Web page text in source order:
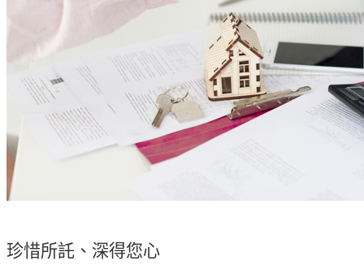
珍惜所託、深得您心